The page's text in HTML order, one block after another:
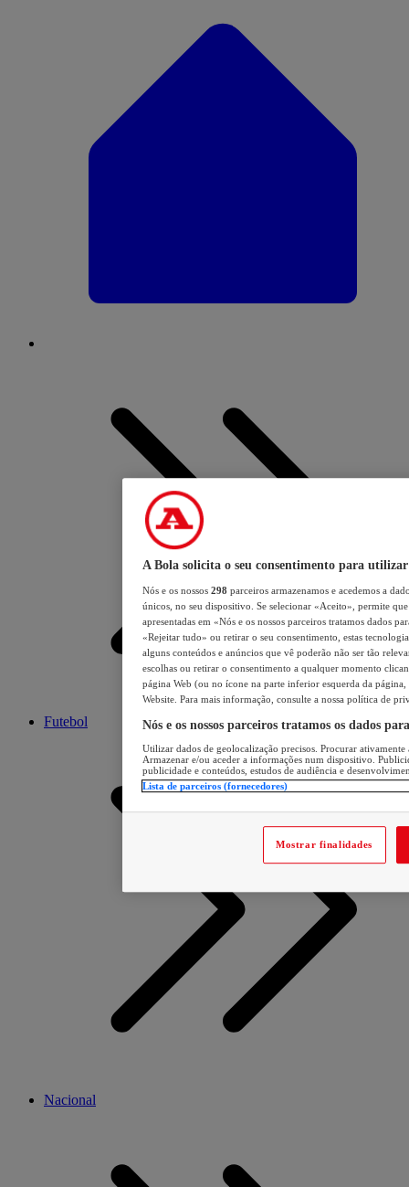
Futebol
Nacional
A Bola solicita o seu consentimento para utilizar
Nós e os nossos 298 parceiros armazenamos e acedemos a
únicos, no seu dispositivo. Se selecionar «Aceito», permite
apresentadas em «Nós e os nossos parceiros tratamos dados
«Rejeitar tudo» ou retirar o seu consentimento, estas
alguns conteúdos e anúncios que vê poderão não ser tão
escolhas ou retirar o consentimento a qualquer momento
página Web (ou no ícone na parte inferior esquerda da página,
Website. Para mais informação, consulte a nossa política de
Nós e os nossos parceiros tratamos os dados
Utilizar dados de geolocalização precisos. Procurar
Armazenar e/ou aceder a informações num dispositivo.
publicidade e conteúdos, estudos de audiência e
Lista de parceiros (fornecedores)
Mostrar finalidades